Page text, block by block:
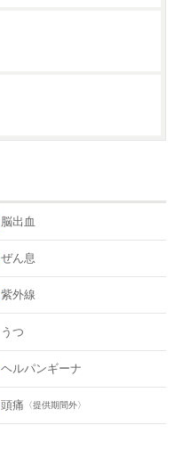
脳出血
ぜん息
紫外線
うつ
ヘルパンギーナ
頭痛 〈提供期間外〉